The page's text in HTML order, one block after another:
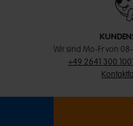
Wir sind Mo-Fr von
+49 2641 300 1001